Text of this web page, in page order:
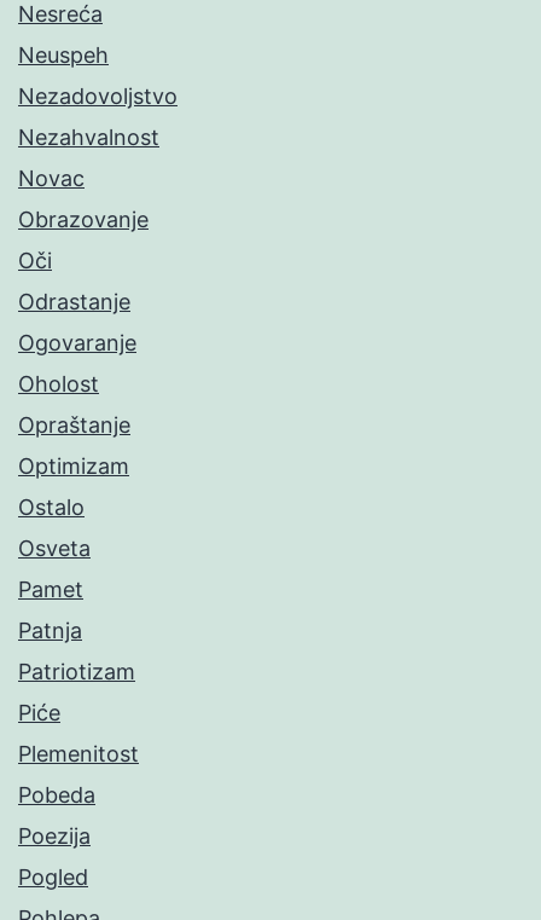
Nesreća
Neuspeh
Nezadovoljstvo
Nezahvalnost
Novac
Obrazovanje
Oči
Odrastanje
Ogovaranje
Oholost
Opraštanje
Optimizam
Ostalo
Osveta
Pamet
Patnja
Patriotizam
Piće
Plemenitost
Pobeda
Poezija
Pogled